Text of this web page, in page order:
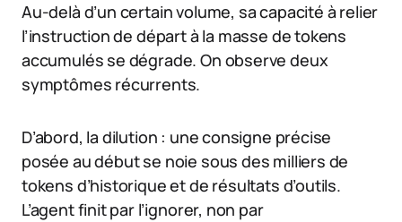
Au-delà d’un certain volume, sa capacité à relier
l’instruction de départ à la masse de tokens
accumulés se dégrade. On observe deux
symptômes récurrents.
D’abord, la dilution : une consigne précise
posée au début se noie sous des milliers de
tokens d’historique et de résultats d’outils.
L’agent finit par l’ignorer, non par